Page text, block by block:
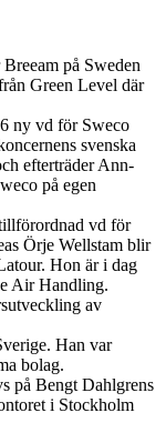
på Sweden
Green Level där
ny vd för Sweco
svenska
efterträder Ann-
på egen
vd för
Örje Wellstam blir
Hon är i dag
Air Handling.
av
Han var
bolag.
på Bengt Dahlgrens
i Stockholm